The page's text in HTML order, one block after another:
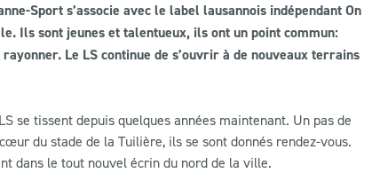
Sport s’associe avec le label lausannois indépendant On
Ils sont jeunes et talentueux, ils ont un point commun:
Le LS continue de s’ouvrir à de nouveaux terrains
se tissent depuis quelques années maintenant. Un pas de
du stade de la Tuilière, ils se sont donnés rendez-vous.
dans le tout nouvel écrin du nord de la ville.